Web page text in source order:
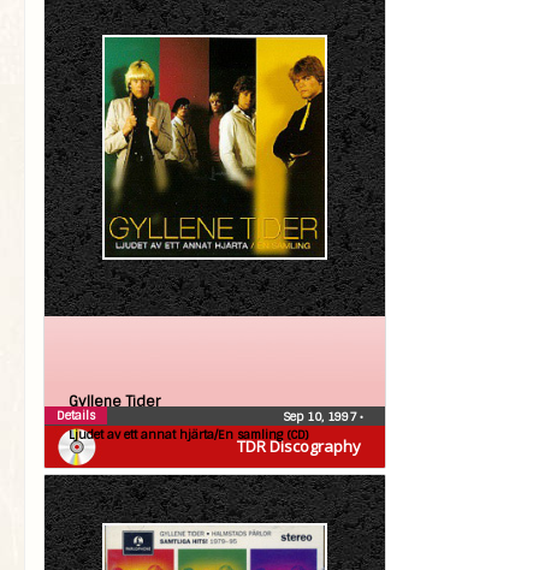
TDR Discography
Gyllene Tider
Ljudet av ett annat hjärta/En samling (CD)
Sep 10, 1997•
Details